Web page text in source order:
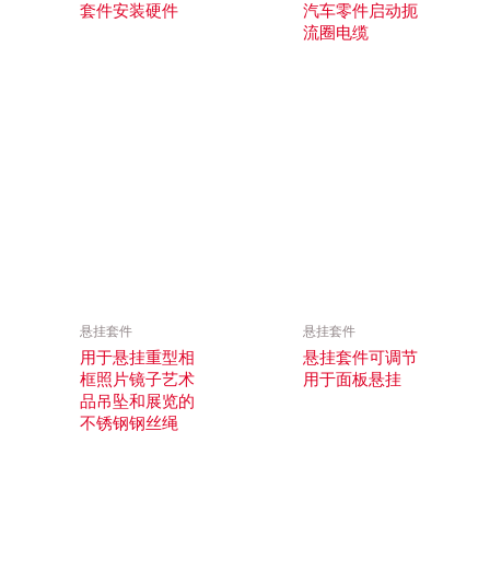
套件安装硬件
汽车零件启动扼
流圈电缆
悬挂套件
用于悬挂重型相
框照片镜子艺术
品吊坠和展览的
不锈钢钢丝绳
悬挂套件
悬挂套件可调节
用于面板悬挂